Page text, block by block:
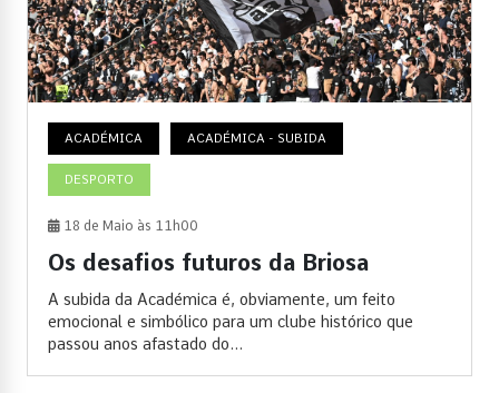
ACADÉMICA ACADÉMICA - SUBIDA
DESPORTO
18 de Maio às 11h00
Os desafios futuros da Briosa
A subida da Académica é, obviamente, um feito
emocional e simbólico para um clube histórico que
passou anos afastado do...